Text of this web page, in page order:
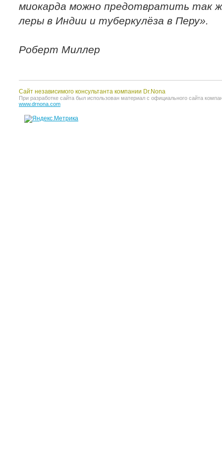
миокарда можно предотвратить так
леры в Индии и туберкулёза в Перу».
Роберт Миллер
Сайт независимого консультанта компании Dr.Nona
При разработке сайта был использован материал с официального сайта
www.drnona.com